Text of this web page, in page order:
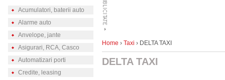
Acumulatori, baterii auto
Alarme auto
Anvelope, jante
Asigurari, RCA, Casco
Automatizari porti
Credite, leasing
Home › Taxi › DELTA TAXI
DELTA TAXI